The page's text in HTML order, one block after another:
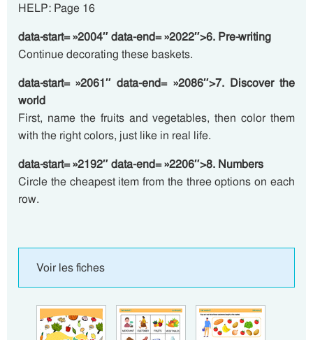
HELP: Page 16
data-start= »2004″ data-end= »2022″>6. Pre-writing
Continue decorating these baskets.
data-start= »2061″ data-end= »2086″>7. Discover the
world
First, name the fruits and vegetables, then color them
with the right colors, just like in real life.
data-start= »2192″ data-end= »2206″>8. Numbers
Circle the cheapest item from the three options on each
row.
Voir les fiches